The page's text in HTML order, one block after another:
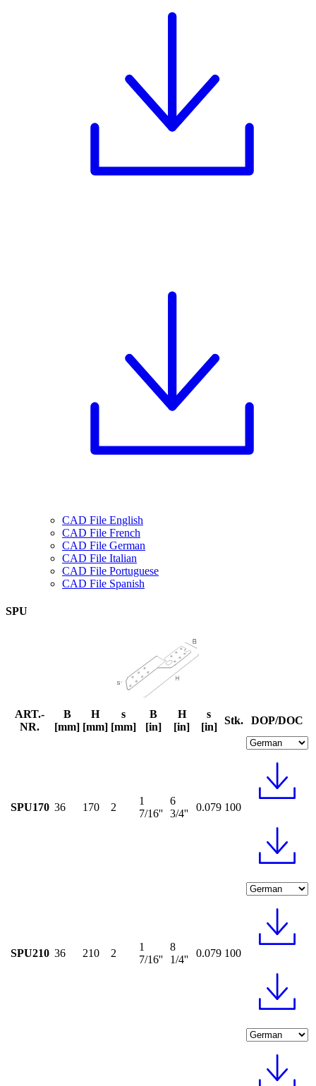
CAD File English
CAD File French
CAD File German
CAD File Italian
CAD File Portuguese
CAD File Spanish
SPU
ART.-
NR.
B
[mm]
H
[mm]
s
[mm]
B
[in]
H
[in]
s
[in]
Stk. DOP/DOC
SPU170 36 170 2
1
7/16''
6
3/4''
0.079 100
SPU210 36 210 2
1
7/16''
8
1/4''
0.079 100